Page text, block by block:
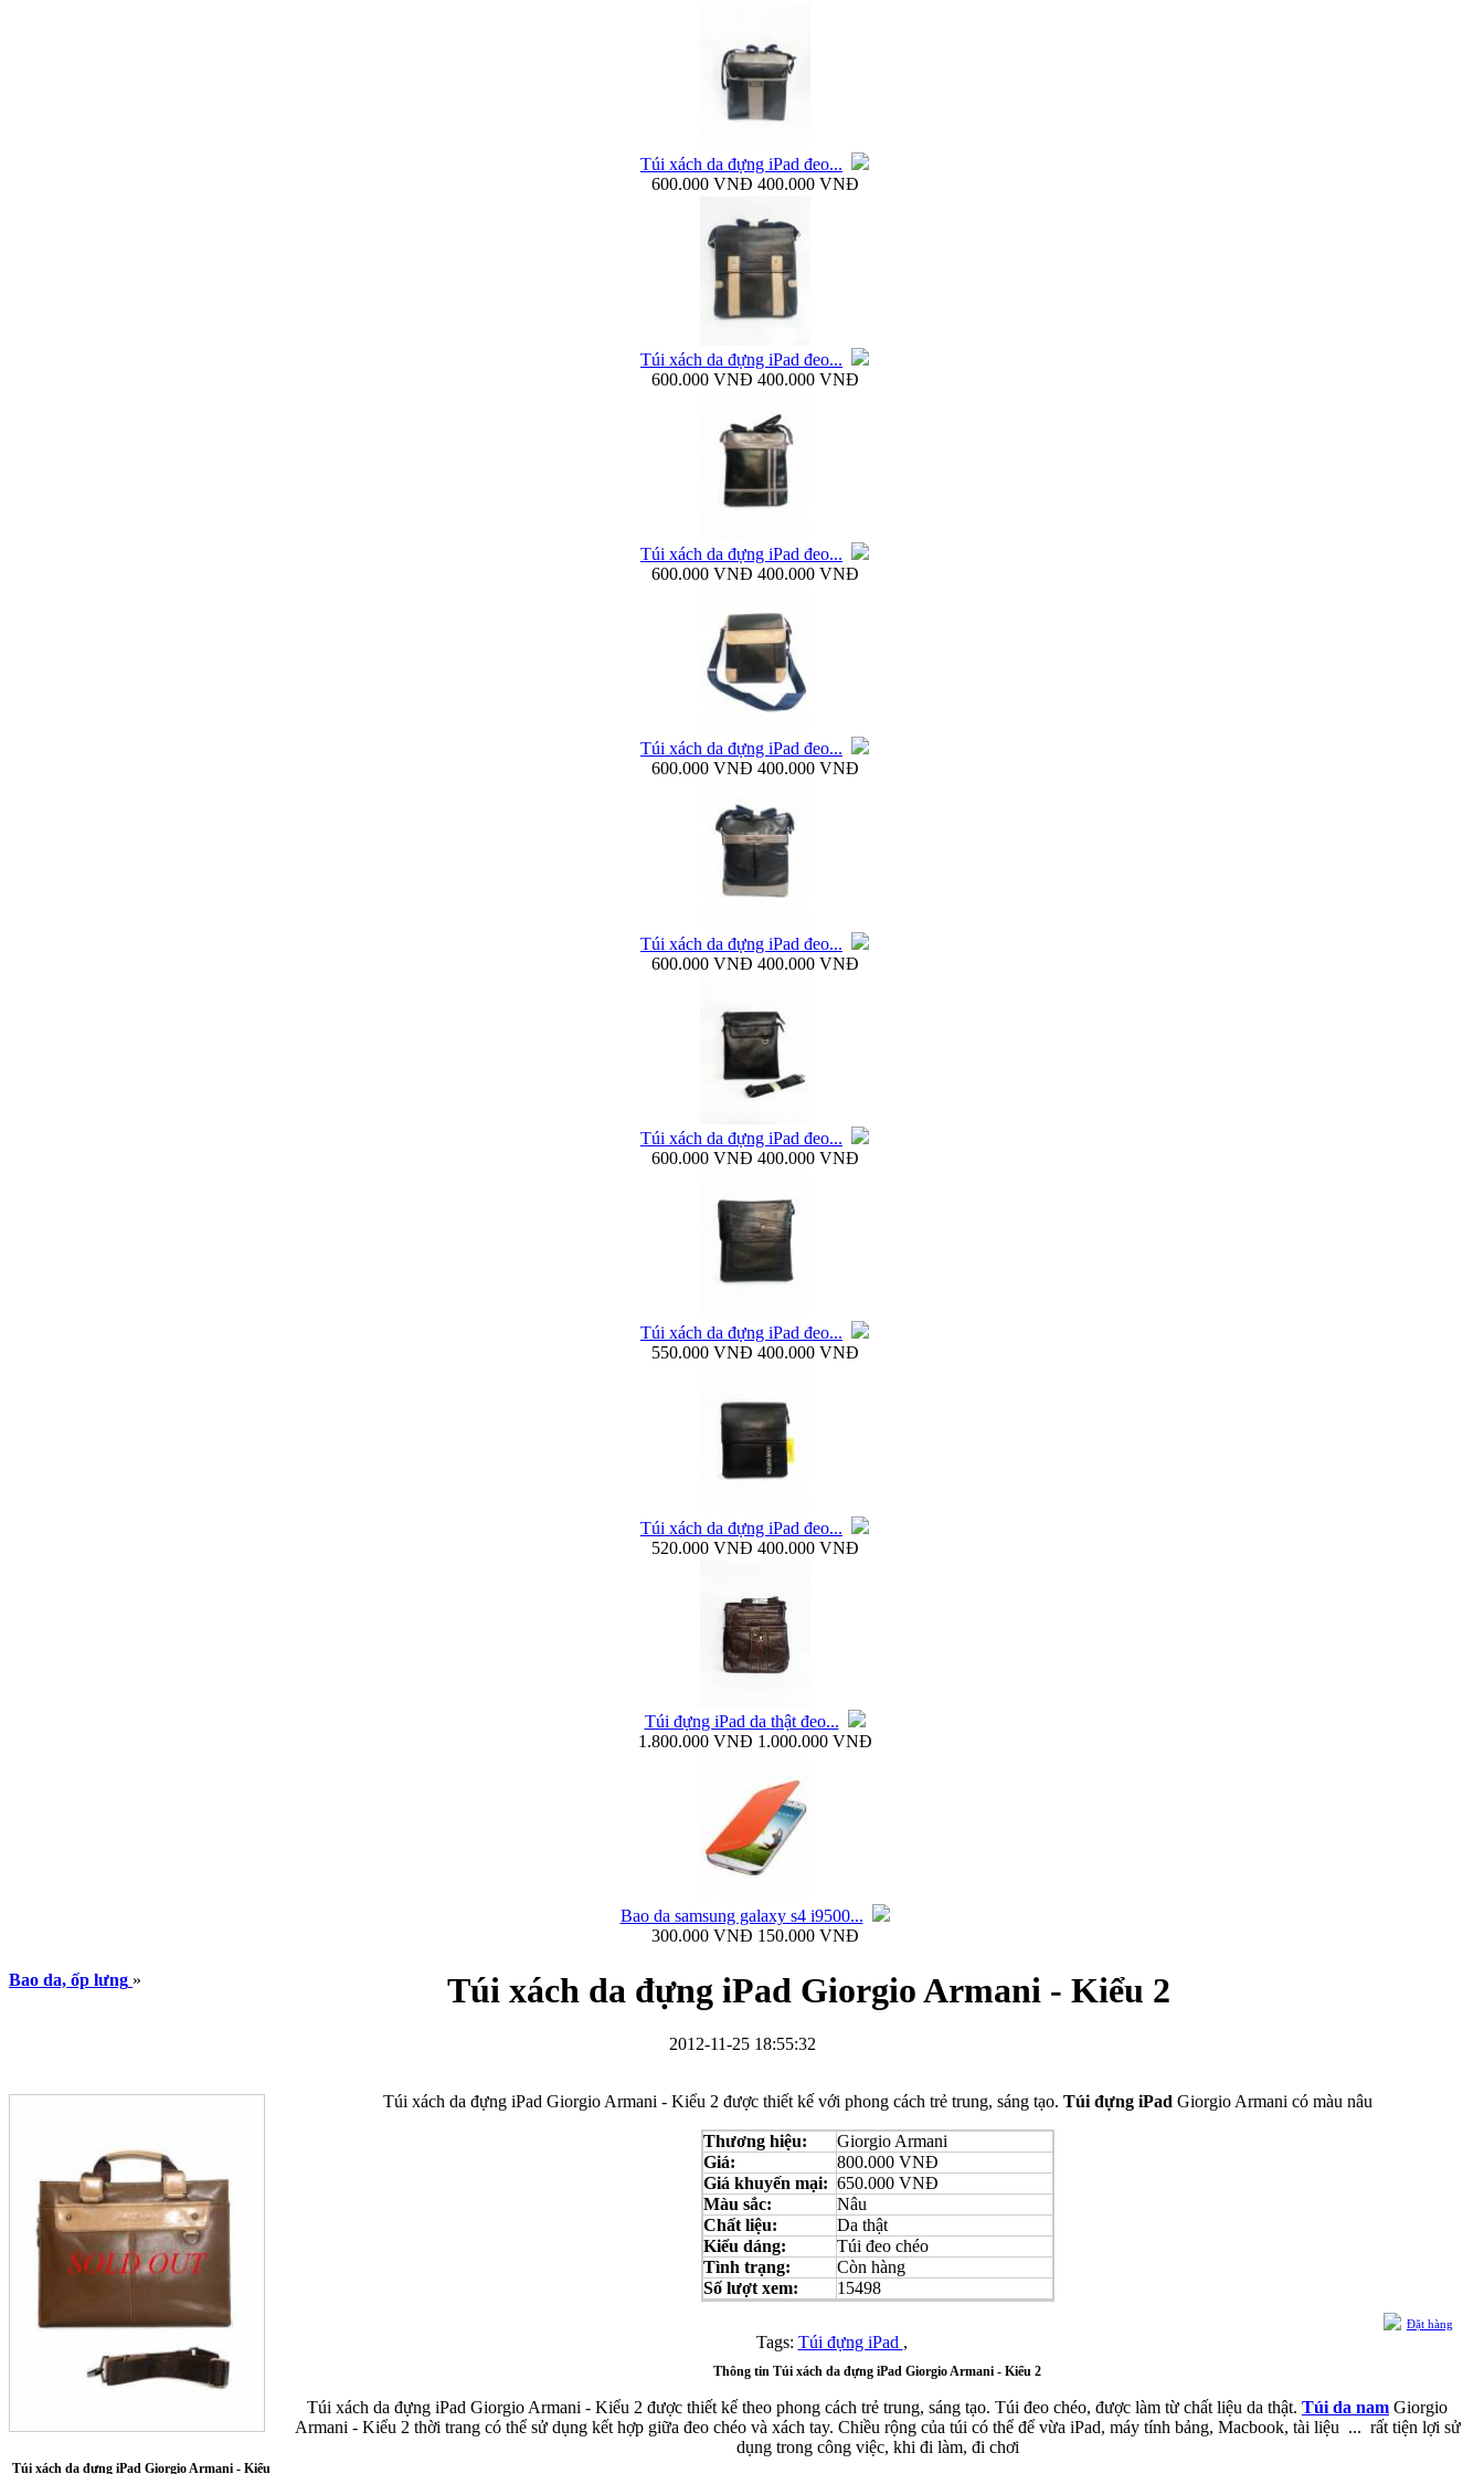
Bao da Galaxy Note 3 N900 mở ngang Zenus...
Nắp lưng Samsung Galaxy Note 3 N9000 Baseus...
Bao da Samsung Galaxy Note 3 N9000 Baseus Folio
Bao da Samsung Galaxy Note 3 N9000 mở ngang...
Dock sạc pin rời Samsung Galaxy S4 i9500...
Bao da Samsung Galaxy S4 mini Flip Cover i9190...
Túi đựng iPad da thật đeo chéo thời...
Ốp lưng samsung Galaxy S4 i9500 Baseus...
Ốp lưng silicon Samsung Galaxy S4 Baseus...
Ốp lưng Samsung Galaxy S4 i9500 Rock Naked...
Bao da Samsung Galaxy S3 Mini i8190 Flip Cover...
Ốp lưng HTC One M7 Nillkin
Túi xách da đựng iPad đeo...
600.000 VNĐ 400.000 VNĐ
Túi xách da đựng iPad đeo...
600.000 VNĐ 400.000 VNĐ
Túi xách da đựng iPad đeo...
600.000 VNĐ 400.000 VNĐ
Túi xách da đựng iPad đeo...
600.000 VNĐ 400.000 VNĐ
Túi xách da đựng iPad đeo...
600.000 VNĐ 400.000 VNĐ
Túi xách da đựng iPad đeo...
600.000 VNĐ 400.000 VNĐ
Túi xách da đựng iPad đeo...
550.000 VNĐ 400.000 VNĐ
Túi xách da đựng iPad đeo...
520.000 VNĐ 400.000 VNĐ
Túi đựng iPad da thật đeo...
1.800.000 VNĐ 1.000.000 VNĐ
Bao da samsung galaxy s4 i9500...
300.000 VNĐ 150.000 VNĐ
Bao da, ốp lưng » Túi xách da đựng iPad Giorgio Armani - Kiểu 2
2012-11-25 18:55:32
Túi xách da đựng iPad Giorgio Armani - Kiểu
Túi xách da đựng iPad Giorgio Armani - Kiểu 2 được thiết kế với phong cách trẻ trung, sáng tạo. Túi đựng iPad Giorgio Armani có màu nâu
Thương hiệu:
Giorgio Armani
Giá:
800.000 VNĐ
Giá khuyến mại: 650.000 VNĐ
Màu sắc:
Nâu
Chất liệu:
Da thật
Kiểu dáng:
Túi đeo chéo
Tình trạng:
Còn hàng
Số lượt xem:
15498
Đặt hàng
Tags: Túi đựng iPad ,
Thông tin Túi xách da đựng iPad Giorgio Armani - Kiểu 2
Túi xách da đựng iPad Giorgio Armani - Kiểu 2 được thiết kế theo phong cách trẻ trung, sáng tạo. Túi đeo chéo, được làm từ chất liệu da thật. Túi da nam Giorgio
Armani - Kiểu 2 thời trang có thể sử dụng kết hợp giữa đeo chéo và xách tay. Chiều rộng của túi có thể để vừa iPad, máy tính bảng, Macbook, tài liệu ... rất tiện lợi sử
dụng trong công việc, khi đi làm, đi chơi